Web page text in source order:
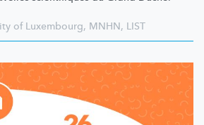
of Luxembourg, MNHN, LIST